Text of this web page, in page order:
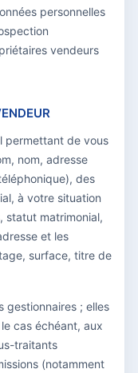
personnelles
vendeurs
permettant de vous
nom, adresse
des
à votre situation
statut matrimonial,
et les
surface, titre de
gestionnaires ; elles
cas échéant, aux
traitants
(notamment